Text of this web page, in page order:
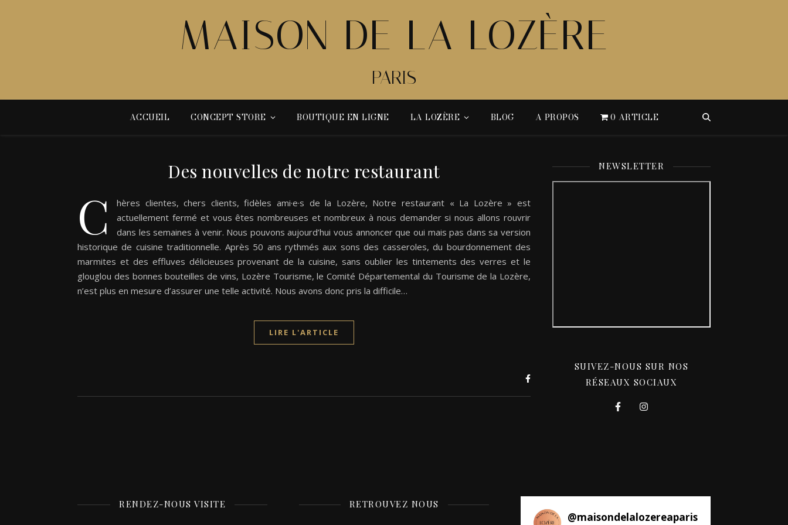
MAISON DE LA LOZÈRE
PARIS
ACCUEIL CONCEPT STORE BOUTIQUE EN LIGNE LA LOZÈRE BLOG A PROPOS 0 ARTICLE
Des nouvelles de notre restaurant
C
hères clientes, chers clients, fidèles ami·e·s de la Lozère, Notre restaurant « La Lozère » est
actuellement fermé et vous êtes nombreuses et nombreux à nous demander si nous allons rouvrir
dans les semaines à venir. Nous pouvons aujourd’hui vous annoncer que oui mais pas dans sa version
historique de cuisine traditionnelle. Après 50 ans rythmés aux sons des casseroles, du bourdonnement des
marmites et des effluves délicieuses provenant de la cuisine, sans oublier les tintements des verres et le
glouglou des bonnes bouteilles de vins, Lozère Tourisme, le Comité Départemental du Tourisme de la Lozère,
n’est plus en mesure d’assurer une telle activité. Nous avons donc pris la difficile…
LIRE L'ARTICLE
NEWSLETTER
SUIVEZ-NOUS SUR NOS
RÉSEAUX SOCIAUX
RENDEZ-NOUS VISITE RETROUVEZ NOUS
@maisondelalozereaparis